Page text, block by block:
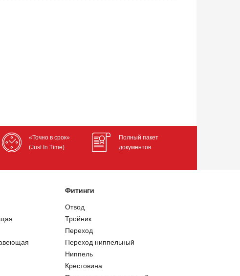
«Точно в срок»
(Just In Time)
Полный пакет
документов
Фитинги
Отвод
Тройник
Переход
Переход ниппельный
Ниппель
Крестовина